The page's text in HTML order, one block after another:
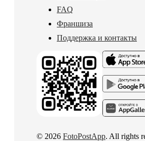
FAQ
Франшиза
Поддержка и контакты
© 2026 FotoPostApp. All rights